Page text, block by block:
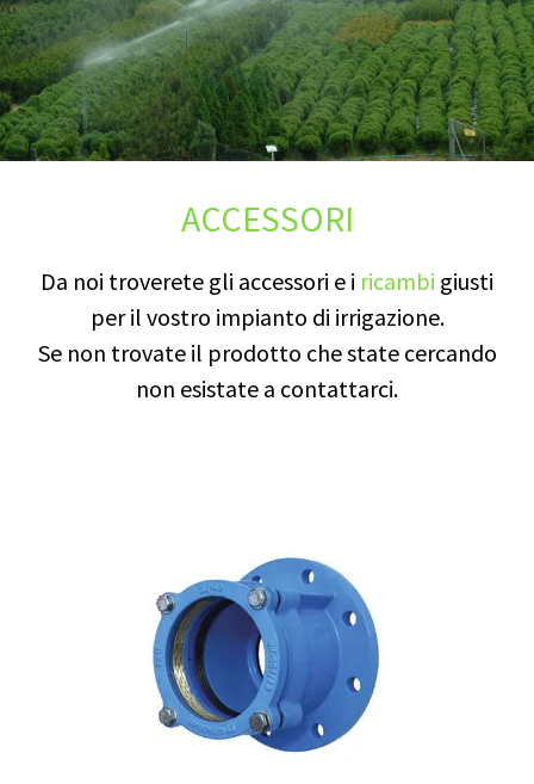
ACCESSORI
Da noi troverete gli accessori e i ricambi giusti
per il vostro impianto di irrigazione.
Se non trovate il prodotto che state cercando
non esistate a contattarci.